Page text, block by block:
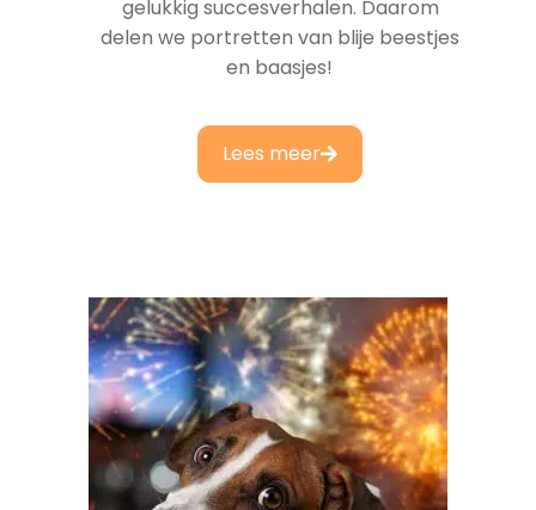
gelukkig succesverhalen. Daarom
delen we portretten van blije beestjes
en baasjes!
Lees meer